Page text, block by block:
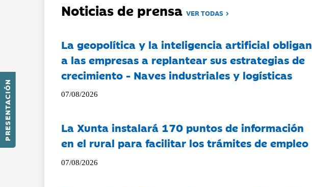
PRESENTACIÓN
Noticias de prensaVER TODAS
La geopolítica y la inteligencia artificial obligan
a las empresas a replantear sus estrategias de
crecimiento - Naves industriales y logísticas
07/08/2026
La Xunta instalará 170 puntos de información
en el rural para facilitar los trámites de empleo
07/08/2026